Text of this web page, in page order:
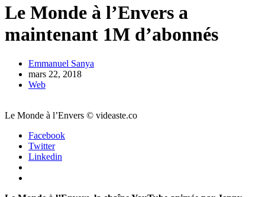
Le Monde à l’Envers a
maintenant 1M d’abonnés
Emmanuel Sanya
mars 22, 2018
Web
Le Monde à l’Envers © videaste.co
Facebook
Twitter
Linkedin